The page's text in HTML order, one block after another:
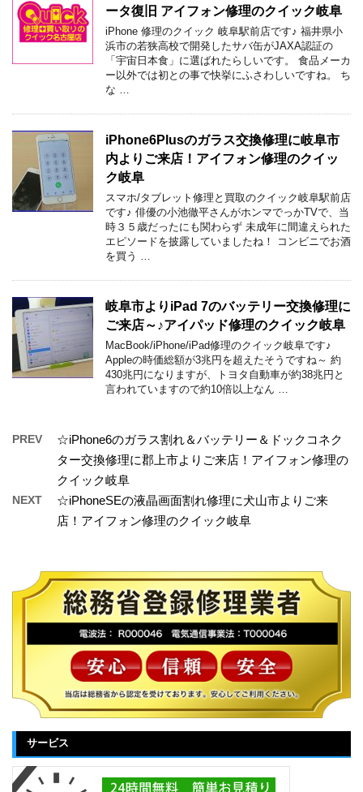
ータ復旧 アイフォン修理のクイック岐阜
iPhone 修理のクイック 岐阜駅前店です♪ 福井県小
浜市の若狭高校で開発したサバ缶がJAXA認証の
「宇宙日本食」に選ばれたらしいです。 食品メーカ
ー以外では初との事で快挙にふさわしいですね。 ち
な …
iPhone6Plusのガラス交換修理に岐阜市
内よりご来店！アイフォン修理のクイッ
ク岐阜
スマホ/タブレット修理と買取のクイック岐阜駅前店
です♪ 俳優の小池徹平さんがホンマでっかTVで、当
時３５歳だったにも関わらず 未成年に間違えられた
エピソードを披露していましたね！ コンビニでお酒
を買う …
岐阜市よりiPad 7のバッテリー交換修理に
ご来店～♪アイパッド修理のクイック岐阜
MacBook/iPhone/iPad修理のクイック岐阜です♪
Appleの時価総額が3兆円を超えたそうですね～ 約
430兆円になりますが、トヨタ自動車が約38兆円と
言われていますので約10倍以上なん …
PREV
☆iPhone6のガラス割れ＆バッテリー＆ドックコネク
ター交換修理に郡上市よりご来店！アイフォン修理の
クイック岐阜
NEXT
☆iPhoneSEの液晶画面割れ修理に犬山市よりご来
店！アイフォン修理のクイック岐阜
サービス